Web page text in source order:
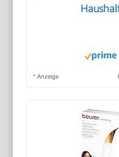
* Anzeige